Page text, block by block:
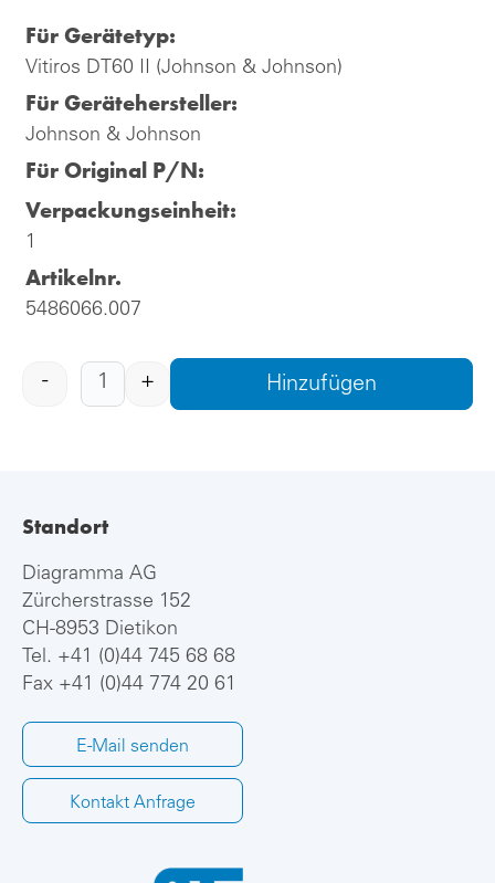
Für Gerätetyp:
Vitiros DT60 II (Johnson & Johnson)
Für Gerätehersteller:
Johnson & Johnson
Für Original P/N:
Verpackungseinheit:
1
Artikelnr.
5486066.007
- + Hinzufügen
Standort
Diagramma AG
Zürcherstrasse 152
CH-8953 Dietikon
Tel. +41 (0)44 745 68 68
Fax +41 (0)44 774 20 61
E-Mail senden
Kontakt Anfrage